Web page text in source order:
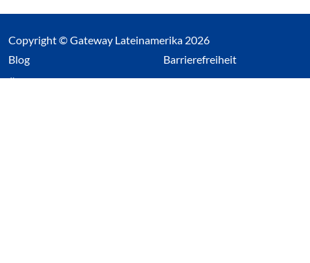
Copyright © Gateway Lateinamerika 2026
Blog(Link öffnet einen neuen Tab)
Über uns
Barrierefreiheit
Impressum